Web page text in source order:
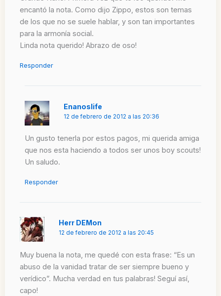
encantó la nota. Como dijo Zippo, estos son temas
de los que no se suele hablar, y son tan importantes
para la armonía social.
Linda nota querido! Abrazo de oso!
Responder
Enanoslife
12 de febrero de 2012 a las 20:36
Un gusto tenerla por estos pagos, mi querida amiga
que nos esta haciendo a todos ser unos boy scouts!
Un saludo.
Responder
Herr DEMon
12 de febrero de 2012 a las 20:45
Muy buena la nota, me quedé con esta frase: “Es un
abuso de la vanidad tratar de ser siempre bueno y
verídico”. Mucha verdad en tus palabras! Seguí así,
capo!